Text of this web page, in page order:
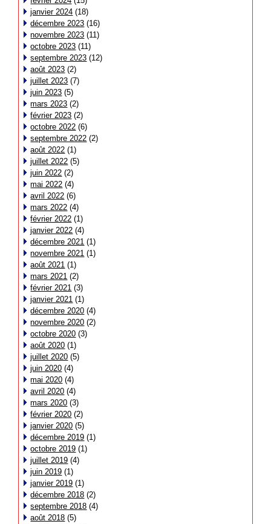
janvier 2024 (18)
décembre 2023 (16)
novembre 2023 (11)
octobre 2023 (11)
septembre 2023 (12)
août 2023 (2)
juillet 2023 (7)
juin 2023 (5)
mars 2023 (2)
février 2023 (2)
octobre 2022 (6)
septembre 2022 (2)
août 2022 (1)
juillet 2022 (5)
juin 2022 (2)
mai 2022 (4)
avril 2022 (6)
mars 2022 (4)
février 2022 (1)
janvier 2022 (4)
décembre 2021 (1)
novembre 2021 (1)
août 2021 (1)
mars 2021 (2)
février 2021 (3)
janvier 2021 (1)
décembre 2020 (4)
novembre 2020 (2)
octobre 2020 (3)
août 2020 (1)
juillet 2020 (5)
juin 2020 (4)
mai 2020 (4)
avril 2020 (4)
mars 2020 (3)
février 2020 (2)
janvier 2020 (5)
décembre 2019 (1)
octobre 2019 (1)
juillet 2019 (4)
juin 2019 (1)
janvier 2019 (1)
décembre 2018 (2)
septembre 2018 (4)
août 2018 (5)